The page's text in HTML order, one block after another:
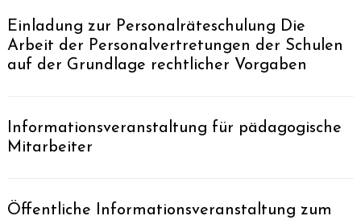
Einladung zur Personalräteschulung Die
Arbeit der Personalvertretungen der Schulen
auf der Grundlage rechtlicher Vorgaben
Informationsveranstaltung für pädagogische
Mitarbeiter
Öffentliche Informationsveranstaltung zum